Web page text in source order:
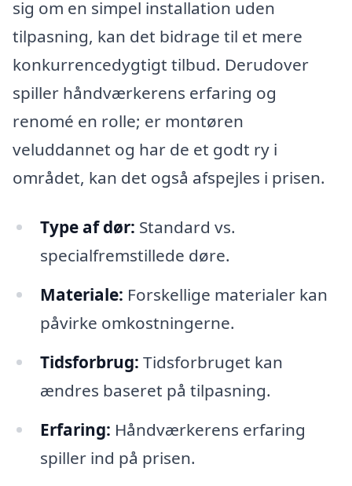
sig om en simpel installation uden
tilpasning, kan det bidrage til et mere
konkurrencedygtigt tilbud. Derudover
spiller håndværkerens erfaring og
renomé en rolle; er montøren
veluddannet og har de et godt ry i
området, kan det også afspejles i prisen.
Type af dør: Standard vs.
specialfremstillede døre.
Materiale: Forskellige materialer kan
påvirke omkostningerne.
Tidsforbrug: Tidsforbruget kan
ændres baseret på tilpasning.
Erfaring: Håndværkerens erfaring
spiller ind på prisen.